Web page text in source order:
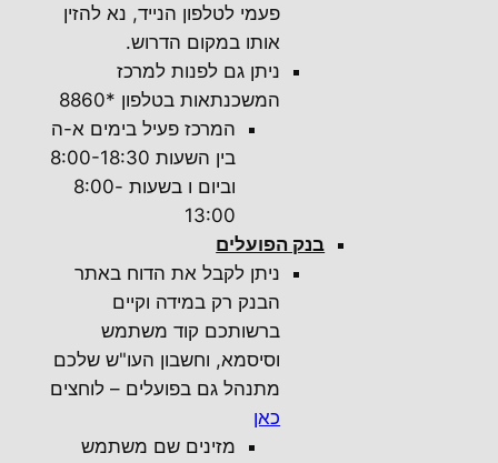
פעמי לטלפון הנייד, נא להזין
אותו במקום הדרוש.
ניתן גם לפנות למרכז
המשכנתאות בטלפון *8860
המרכז פעיל בימים א-ה
בין השעות 8:00-18:30
וביום ו בשעות 8:00-
13:00
בנק הפועלים
ניתן לקבל את הדוח באתר
הבנק רק במידה וקיים
ברשותכם קוד משתמש
וסיסמא, וחשבון העו"ש שלכם
מתנהל גם בפועלים – לוחצים
כאן
מזינים שם משתמש